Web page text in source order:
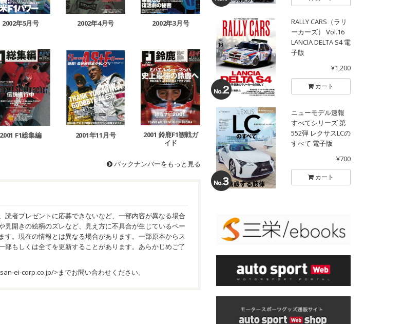
2002年5月号 2002年4月号 2002年3月号
2001 F1総集編 2001年11月号
2001 鈴鹿F1観戦ガ
イド
バックナンバーをもっと見る
者プレゼントに応募できないなど、一部内容が異なる場合
開きの絵柄のズレなど、見え方に不具合が生じているペー
。現在の情報とは異なる場合があります。一部原本からス
もしくは全てを更新することがあります。あらかじめご了
ei-corp.co.jp/>までお問い合わせください。
RALLY CARS（ラリ
ーカーズ） Vol.16
LANCIA DELTA S4 電
子版
¥1,200
カート
ニューモデル速報
すべてシリーズ 第
552弾 レクサスLCの
すべて 電子版
¥700
カート